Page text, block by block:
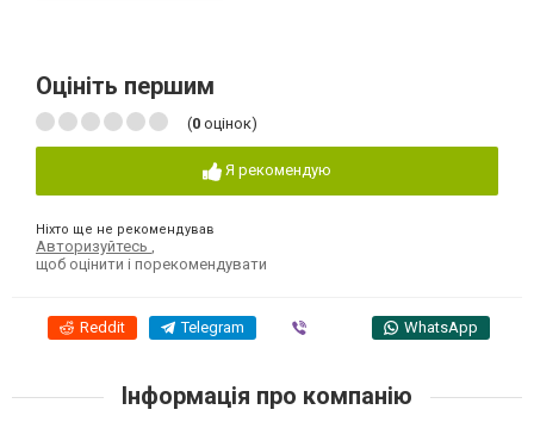
Оцініть першим
(0 оцінок)
Я рекомендую
Ніхто ще не рекомендував
Авторизуйтесь
щоб оцінити і порекомендувати
Reddit Telegram WhatsApp
Інформація про компанію